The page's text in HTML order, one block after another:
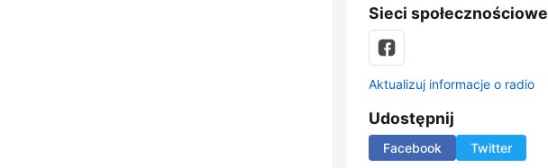
Sieci społecznościowe
Aktualizuj informacje o radio
Udostępnij
Facebook Twitter